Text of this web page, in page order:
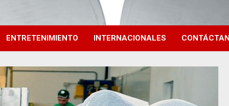
ENTRETENIMIENTO INTERNACIONALES